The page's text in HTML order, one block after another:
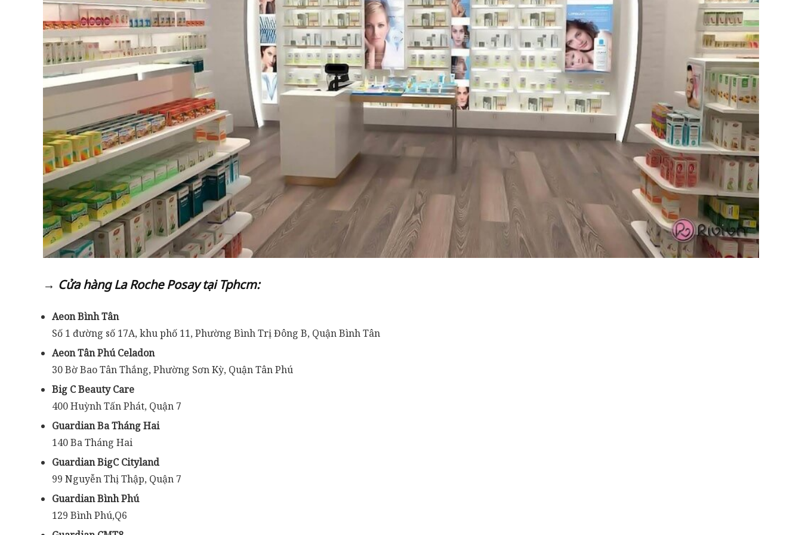
→ Cửa hàng La Roche Posay tại Tphcm:
Aeon Bình Tân
Số 1 đường số 17A, khu phố 11, Phường Bình Trị Đông B, Quận Bình Tân
Aeon Tân Phú Celadon
30 Bờ Bao Tân Thắng, Phường Sơn Kỳ, Quận Tân Phú
Big C Beauty Care
400 Huỳnh Tấn Phát, Quận 7
Guardian Ba Tháng Hai
140 Ba Tháng Hai
Guardian BigC Cityland
99 Nguyễn Thị Thập, Quận 7
Guardian Bình Phú
129 Bình Phú,Q6